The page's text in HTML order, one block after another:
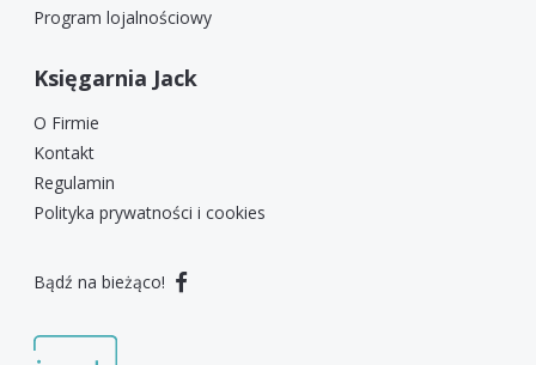
Program lojalnościowy
Księgarnia Jack
O Firmie
Kontakt
Regulamin
Polityka prywatności i cookies
Bądź na bieżąco!